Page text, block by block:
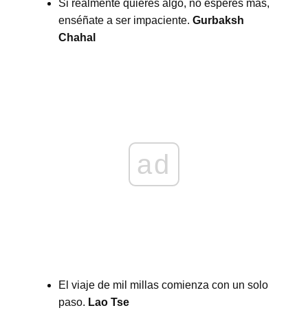
Si realmente quieres algo, no esperes más,
enséñate a ser impaciente. Gurbaksh
Chahal
ad
El viaje de mil millas comienza con un solo
paso. Lao Tse